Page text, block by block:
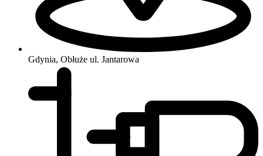
Gdynia, Obłuże ul. Jantarowa